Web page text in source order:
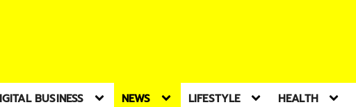
BUSINESS NEWS LIFESTYLE HEALTH